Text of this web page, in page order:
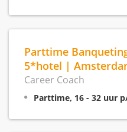
Parttime
5*hotel |
Career Coach
Parttime, 16 - 32 uur